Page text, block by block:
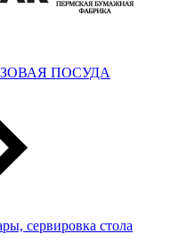
ПОСУДА
сервировка стола